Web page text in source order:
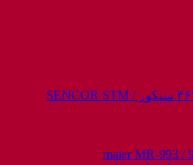
همزن صنعتی کاسه دار مدل ۳۶۲۵ سنکور / SENCOR STM